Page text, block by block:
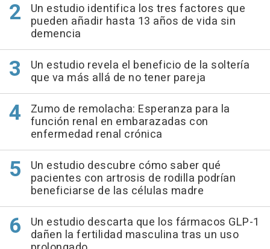
Un estudio identifica los tres factores que
pueden añadir hasta 13 años de vida sin
demencia
Un estudio revela el beneficio de la soltería
que va más allá de no tener pareja
Zumo de remolacha: Esperanza para la
función renal en embarazadas con
enfermedad renal crónica
Un estudio descubre cómo saber qué
pacientes con artrosis de rodilla podrían
beneficiarse de las células madre
Un estudio descarta que los fármacos GLP-1
dañen la fertilidad masculina tras un uso